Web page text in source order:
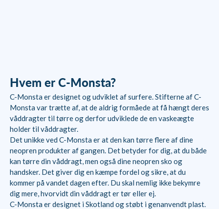
Hvem er C-Monsta?
C-Monsta er designet og udviklet af surfere. Stifterne af C-
Monsta var trætte af, at de aldrig formåede at få hængt deres
våddragter til tørre og derfor udviklede de en vaskeægte
holder til våddragter.
Det unikke ved C-Monsta er at den kan tørre flere af dine
neopren produkter af gangen. Det betyder for dig, at du både
kan tørre din våddragt, men også dine neopren sko og
handsker. Det giver dig en kæmpe fordel og sikre, at du
kommer på vandet dagen efter. Du skal nemlig ikke bekymre
dig mere, hvorvidt din våddragt er tør eller ej.
C-Monsta er designet i Skotland og støbt i genanvendt plast.